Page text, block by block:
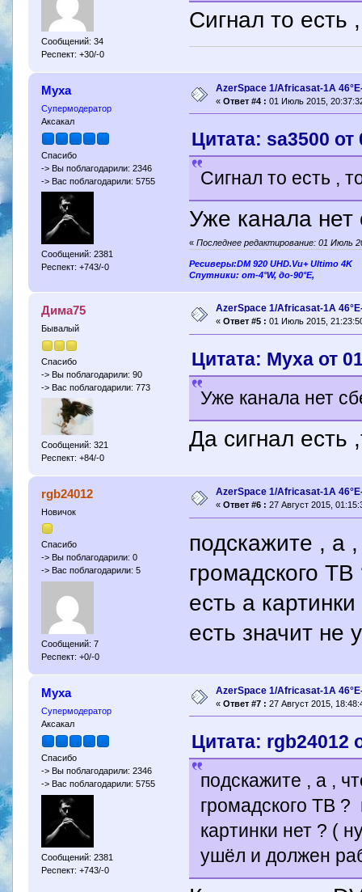
Сообщений: 34
Респект: +30/-0
Сигнал то есть
Муха
Супермодератор
Аксакал
Спасибо
-> Вы поблагодарили: 2346
-> Вас поблагодарили: 5755
Сообщений: 2381
Респект: +743/-0
AzerSpace 1/Africasat-1A
« Ответ #4 : 01 Июль 2015,
Цитата: sa3500
Сигнал то есть ,
Уже канала нет
«Последнее редактирование: 01 Июль
Ресиверы:DM 920 UHD.Vu+ Ultimo 4K
Спутники: от-4°W, до-90°E,
Дима75
Бывалый
Спасибо
-> Вы поблагодарили: 90
-> Вас поблагодарили: 773
Сообщений: 321
Респект: +84/-0
AzerSpace 1/Africasat-1A
« Ответ #5 : 01 Июль 2015,
Цитата: Муха от
Уже канала нет
Да сигнал есть
rgb24012
Новичок
Спасибо
-> Вы поблагодарили: 0
-> Вас поблагодарили: 5
Сообщений: 7
Респект: +0/-0
AzerSpace 1/Africasat-1A
« Ответ #6 : 27 Август 2015,
подскажите , а
громадского
есть а
есть значит не
Муха
Супермодератор
Аксакал
Спасибо
-> Вы поблагодарили: 2346
-> Вас поблагодарили: 5755
Сообщений: 2381
Респект: +743/-0
AzerSpace 1/Africasat-1A
« Ответ #7 : 27 Август 2015,
Цитата: rgb24012
подскажите , а ,
громадского ТВ ?
картинки нет ? (
ушёл и должен